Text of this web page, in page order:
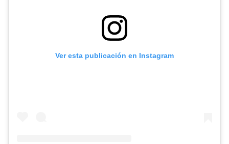
Ver esta publicación en Instagram